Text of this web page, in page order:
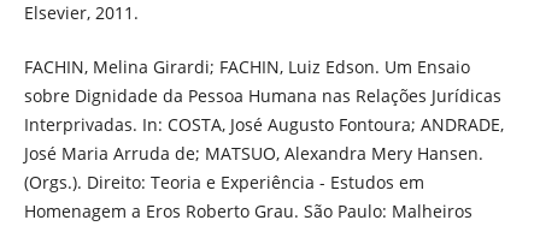
Elsevier, 2011.
FACHIN, Melina Girardi; FACHIN, Luiz Edson. Um Ensaio
sobre Dignidade da Pessoa Humana nas Relações Jurídicas
Interprivadas. In: COSTA, José Augusto Fontoura; ANDRADE,
José Maria Arruda de; MATSUO, Alexandra Mery Hansen.
(Orgs.). Direito: Teoria e Experiência - Estudos em
Homenagem a Eros Roberto Grau. São Paulo: Malheiros